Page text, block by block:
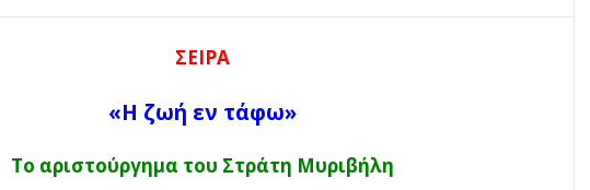
ΣΕΙΡΑ
«Η ζωή εν τάφω»
Το αριστούργημα του Στράτη Μυριβήλη